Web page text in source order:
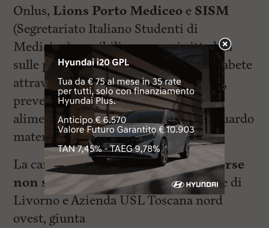
Onlus, Lions Porto Mediceo e SISM
(Segretariato Italiano Studenti di
Medicina) sensibilizzeranno i cittadini
sulle patologie e la prevenzione del diabete
attraverso strumenti di autocontrollo,
prevenzione ed una corretta
alimentazione. Sarà consegnato al riguardo
materiale informativo.
La campagna di sensibilizzazione“Forse
non sai che…”promossa dal Comune di
Livorno e Azienda USL Toscana nord
ovest, giunta